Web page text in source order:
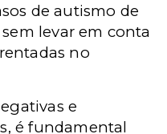
de autismo de
levar em conta
no
e
é fundamental